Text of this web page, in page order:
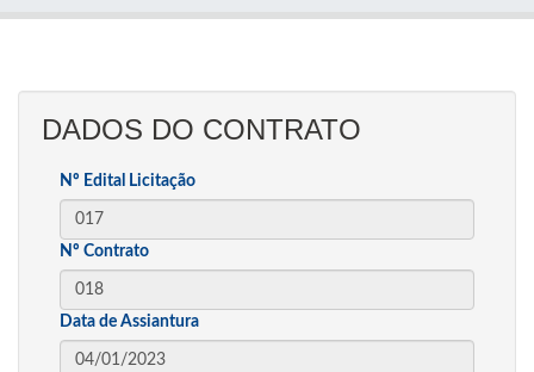
DADOS DO CONTRATO
Nº Edital Licitação
Nº Contrato
Data de Assiantura